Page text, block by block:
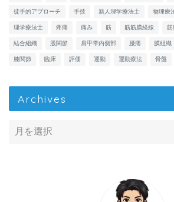
徒手的アプローチ 手技 新人理学療法士 物理療
理学療法士 疼痛 痛み 筋 筋筋膜経線 筋
結合組織 股関節 肩甲帯内側部 腰痛 膜組織
膝関節 臨床 評価 運動 運動療法 骨盤
Archives